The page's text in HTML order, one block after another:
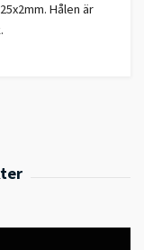
Hålen är